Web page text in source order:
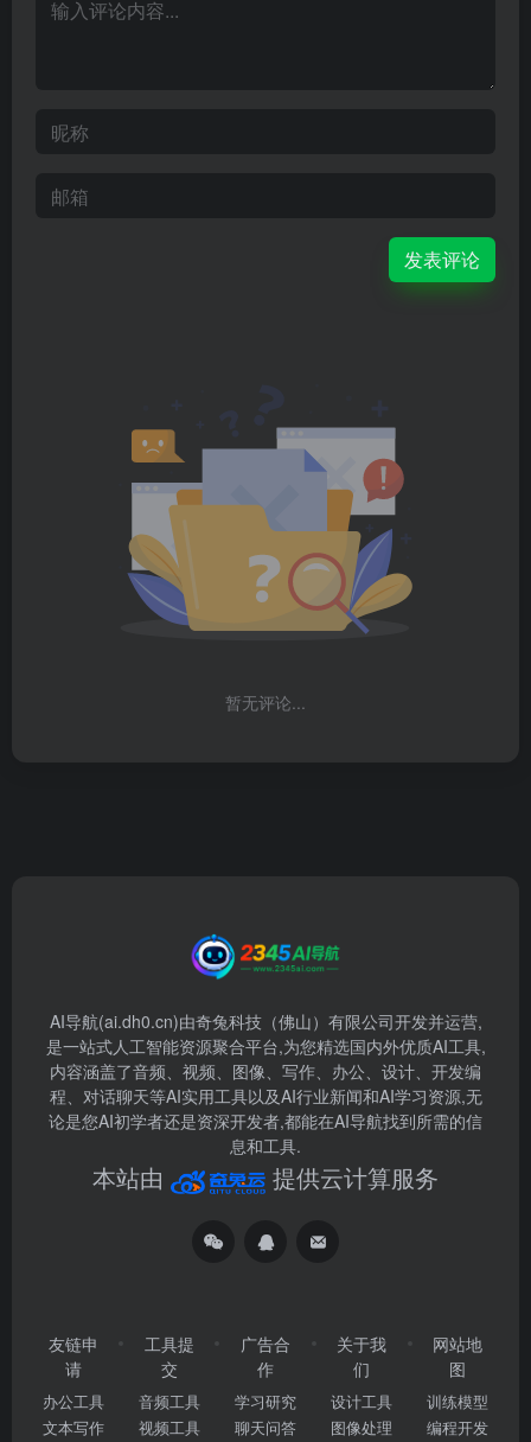
发表评论
暂无评论...
AI导航(ai.dh0.cn)由奇兔科技（佛山）有限公司开发并运营,
是一站式人工智能资源聚合平台,为您精选国内外优质AI工具,
内容涵盖了音频、视频、图像、写作、办公、设计、开发编
程、对话聊天等AI实用工具以及AI行业新闻和AI学习资源,无
论是您AI初学者还是资深开发者,都能在AI导航找到所需的信
息和工具.
本站由 提供云计算服务
友链申
请
办公工具
文本写作
工具提
交
音频工具
视频工具
广告合
作
学习研究
聊天问答
关于我
们
设计工具
图像处理
网站地
图
训练模型
编程开发